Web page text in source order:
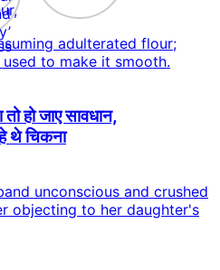
हो जाए सावधान,
थे चिकना